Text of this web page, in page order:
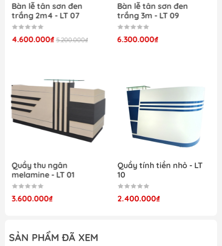
Sản phẩm bàn lễ tân hiện đại melamine 1m8 có
nhiều ưu điểm độc đáo và hữu ích mà bạn có thể
cân nhắc khi tìm kiếm một mảng nội thất chất
lượng cho không gian tiếp đón của bạn. Dưới đây
là mô tả chi tiết về các ưu điểm của sản phẩm này:
Kích thước lý tưởng: Với chiều dài 1m8, sản
phẩm này vừa vặn hoàn hảo trong nhiều
không gian, không quá lớn cũng không quá
nhỏ, giúp tối ưu hóa diện tích sử dụng mà vẫn
Chất liệu melamine chất lượng: Sản phẩm
được làm từ chất liệu melamine, một loại vật
Bàn lễ tân sơn đen
trắng 2m4 - LT 07
4.600.000₫ 5.200.000₫
Bàn lễ tân sơn đen
trắng 3m - LT 09
6.300.000₫
Quầy thu ngân
melamine - LT 01
3.600.000₫
Quầy tính tiền nhỏ - LT
10
2.400.000₫
SẢN PHẨM ĐÃ XEM